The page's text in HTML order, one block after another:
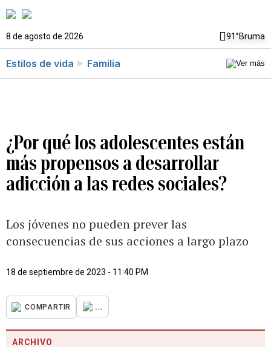
8 de agosto de 2026 91°Bruma
Estilos de vida Familia
¿Por qué los adolescentes están
más propensos a desarrollar
adicción a las redes sociales?
Los jóvenes no pueden prever las
consecuencias de sus acciones a largo plazo
18 de septiembre de 2023 - 11:40 PM
COMPARTIR ...
ARCHIVO